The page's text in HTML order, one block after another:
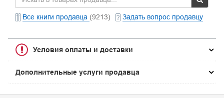
Все книги продавца (9213) Задать вопрос продавцу
Условия оплаты и доставки
Дополнительные услуги продавца